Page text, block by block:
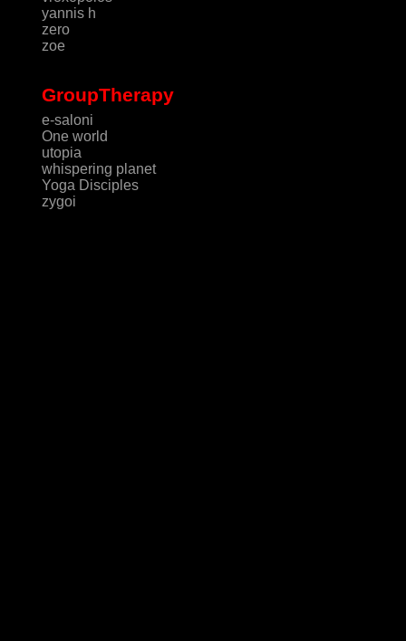
yannis h
zero
zoe
GroupTherapy
e-saloni
One world
utopia
whispering planet
Yoga Disciples
zygoi